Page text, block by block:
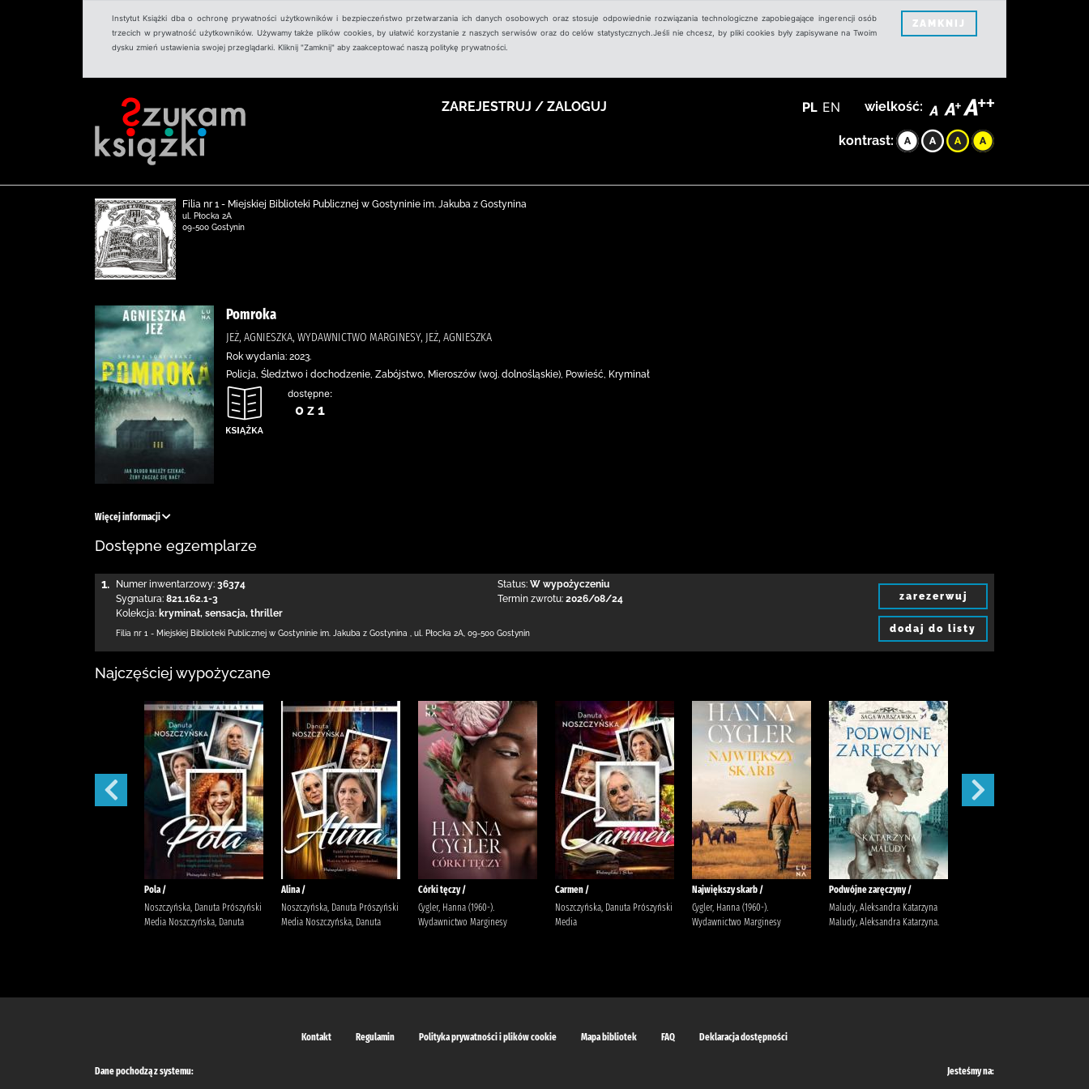
Instytut Książki dba o ochronę prywatności użytkowników i bezpieczeństwo przetwarzania ich danych osobowych oraz stosuje odpowiednie rozwiązania technologiczne zapobiegające ingerencji osób
trzecich w prywatność użytkowników. Używamy także plików cookies, by ułatwić korzystanie z naszych serwisów oraz do celów statystycznych.Jeśli nie chcesz, by pliki cookies były zapisywane na Twoim
dysku zmień ustawienia swojej przeglądarki. Kliknij "Zamknij" aby zaakceptować naszą politykę prywatności.
ZAMKNIJ
ZAREJESTRUJ / ZALOGUJ PL EN wielkość:
kontrast:
Filia nr 1 - Miejskiej Biblioteki Publicznej w Gostyninie im. Jakuba z Gostynina
ul. Płocka 2A
09-500 Gostynin
Pomroka
JEŻ, AGNIESZKA, WYDAWNICTWO MARGINESY, JEŻ, AGNIESZKA
Rok wydania: 2023.
Policja, Śledztwo i dochodzenie, Zabójstwo, Mieroszów (woj. dolnośląskie), Powieść, Kryminał
dostępne:
0 z 1
Więcej informacji
Dostępne egzemplarze
1. Numer inwentarzowy: 36374
Sygnatura: 821.162.1-3
Kolekcja: kryminał, sensacja, thriller
Status: W wypożyczeniu
Termin zwrotu: 2026/08/24
Filia nr 1 - Miejskiej Biblioteki Publicznej w Gostyninie im. Jakuba z Gostynina ul. Płocka 2A 09-500 Gostynin
zarezerwuj
dodaj do listy
Najczęściej wypożyczane
Pola /
Noszczyńska, Danuta Prószyński
Media Noszczyńska, Danuta
Alina /
Noszczyńska, Danuta Prószyński
Media Noszczyńska, Danuta
Córki tęczy /
Cygler, Hanna (1960-).
Wydawnictwo Marginesy
Carmen /
Noszczyńska, Danuta Prószyński
Media
Największy skarb /
Cygler, Hanna (1960-).
Wydawnictwo Marginesy
Podwójne zaręczyny /
Maludy, Aleksandra Katarzyna
Maludy, Aleksandra Katarzyna.
Kontakt Regulamin Polityka prywatności i plików cookie Mapa bibliotek FAQ Deklaracja dostępności
Dane pochodzą z systemu: Jesteśmy na: